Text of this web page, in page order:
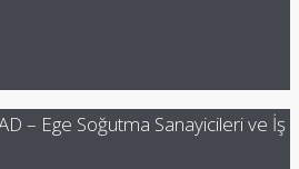
– Ege Soğutma Sanayicileri ve İş